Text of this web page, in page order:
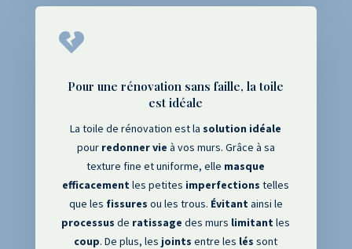

Pour une rénovation sans faille, la toile
est idéale
La toile de rénovation est la solution idéale
pour redonnervie à vos murs. Grâce à sa
texture fine et uniforme, elle masque
efficacement les petites imperfections telles
que les fissures ou les trous. Évitant ainsi le
processus de ratissage des murs limitant les
coup. De plus, les joints entre les lés sont